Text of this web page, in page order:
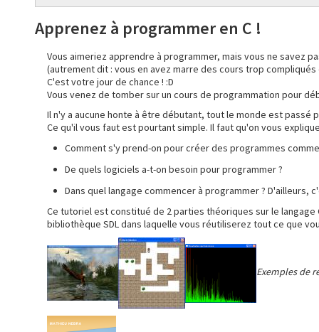
Apprenez à programmer en C !
Vous aimeriez apprendre à programmer, mais vous ne savez
(autrement dit : vous en avez marre des cours trop compliqués
C'est votre jour de chance ! :D
Vous venez de tomber sur un cours de programmation pour
Il n'y a aucune honte à être débutant, tout le monde est passé
Ce qu'il vous faut est pourtant simple. Il faut qu'on vous
Comment s'y prend-on pour créer des programmes
De quels logiciels a-t-on besoin pour programmer ?
Dans quel langage commencer à programmer ? D'ailleurs,
Ce tutoriel est constitué de 2 parties théoriques sur le langage
bibliothèque SDL dans laquelle vous réutiliserez tout ce que
Exemples de